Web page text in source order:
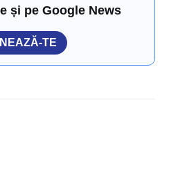
și pe Google News
TE